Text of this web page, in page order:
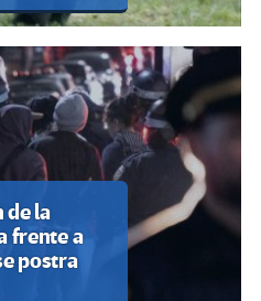
de la
frente a
postra